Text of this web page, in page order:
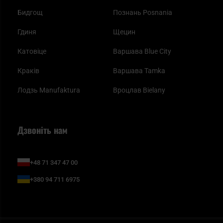
Бидгощ
Гдиня
Катовіце
Краків
Лодзь Manufaktura
Познань Posnania
Щецин
Варшава Blue City
Варшава Tamka
Вроцлав Bielany
Дзвоніть нам
+48 71 347 47 00
+380 94 711 6975